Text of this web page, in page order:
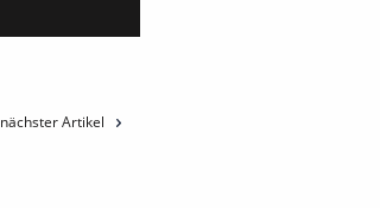
nächster Artikel